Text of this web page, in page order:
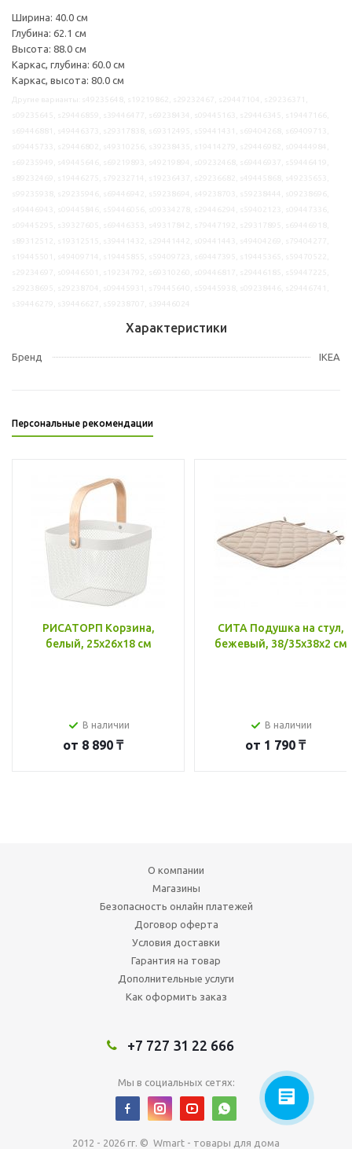
Ширина: 40.0 см
Глубина: 62.1 см
Высота: 88.0 см
Каркас, глубина: 60.0 см
Каркас, высота: 80.0 см
Характеристики
Бренд IKEA
Персональные рекомендации
РИСАТОРП Корзина,
белый, 25x26x18 см
В наличии
от 8 890 ₸
СИТА Подушка на стул,
бежевый, 38/35x38x2 см
В наличии
от 1 790 ₸
О компании
Магазины
Безопасность онлайн платежей
Договор оферта
Условия доставки
Гарантия на товар
Дополнительные услуги
Как оформить заказ
+7 727 31 22 666
Мы в социальных сетях:
2012 - 2026 гг. © Wmart - товары для дома